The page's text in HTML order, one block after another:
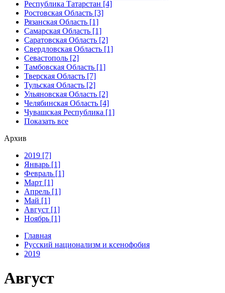
Республика Татарстан [4]
Ростовская Область [3]
Рязанская Область [1]
Самарская Область [1]
Саратовская Область [2]
Свердловская Область [1]
Севастополь [2]
Тамбовская Область [1]
Тверская Область [7]
Тульская Область [2]
Ульяновская Область [2]
Челябинская Область [4]
Чувашская Республика [1]
Показать все
Архив
2019 [7]
Январь [1]
Февраль [1]
Март [1]
Апрель [1]
Май [1]
Август [1]
Ноябрь [1]
Главная
Русский национализм и ксенофобия
2019
Август